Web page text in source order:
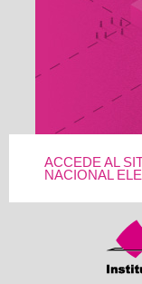
ACCEDE AL
NACIONAL